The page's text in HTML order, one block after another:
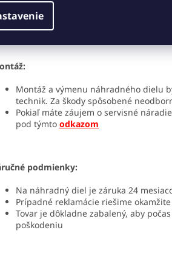
a rýchlo s týmto kvalitným
Montáž a výmenu náhradného dielu
technik. Za škody spôsobené
Pokiaľ máte záujem o servisné
pod týmto odkazom
podmienky:
Na náhradný diel je záruka 24
Prípadné reklamácie riešime okamžite
Tovar je dôkladne zabalený, aby
poškodeniu